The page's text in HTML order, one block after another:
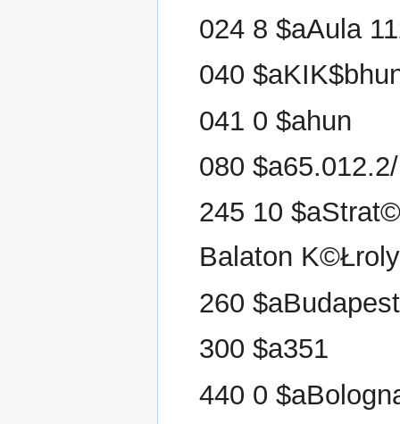
024 8 $aAula
040
041 0 $ahun
080
245 10
Balaton
260
300 $a351
440 0